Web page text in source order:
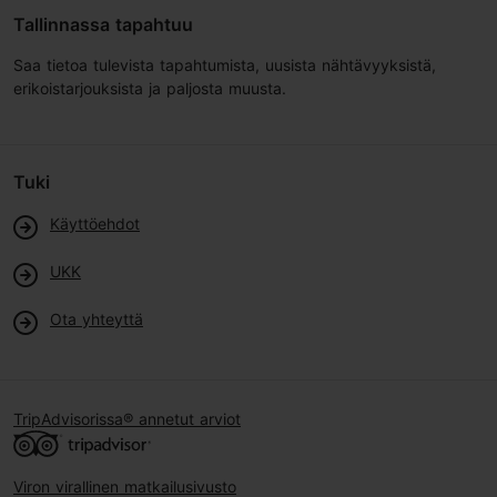
Tallinnassa tapahtuu
Saa tietoa tulevista tapahtumista, uusista nähtävyyksistä,
erikoistarjouksista ja paljosta muusta.
Tuki
Käyttöehdot
UKK
Ota yhteyttä
TripAdvisorissa® annetut arviot
Viron virallinen matkailusivusto